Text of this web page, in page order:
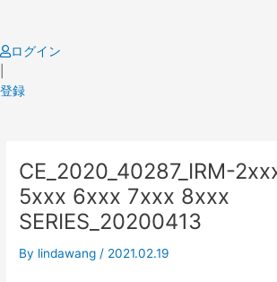
content
ログイン
登録
CE_2020_40287_IRM-
5xxx 6xxx 7xxx 8xxx
SERIES_20200413
By lindawang / 2021.02.19
navigation